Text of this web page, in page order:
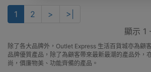
1 2 >
>|
顯示
除了各大品牌外，Outlet Express 生活百貨城亦為顧
品牌優質產品，除了為顧客帶來最新最潮的產品外，
尚，價廉物美、功能齊備的產品。